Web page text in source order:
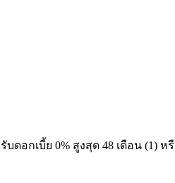
อกเบี้ย 0% สูงสุด 48 เดือน (1) ห